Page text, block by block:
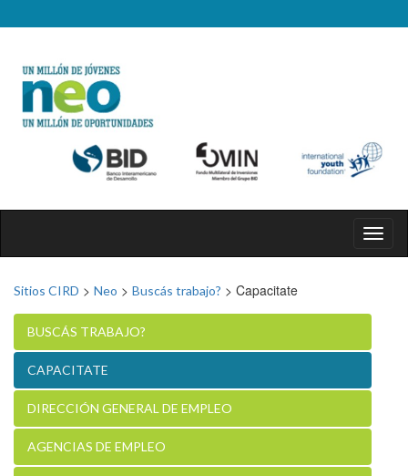
Sitios CIRD > Neo > Buscás trabajo? > Capacitate
BUSCÁS TRABAJO?
CAPACITATE
DIRECCIÓN GENERAL DE EMPLEO
AGENCIAS DE EMPLEO